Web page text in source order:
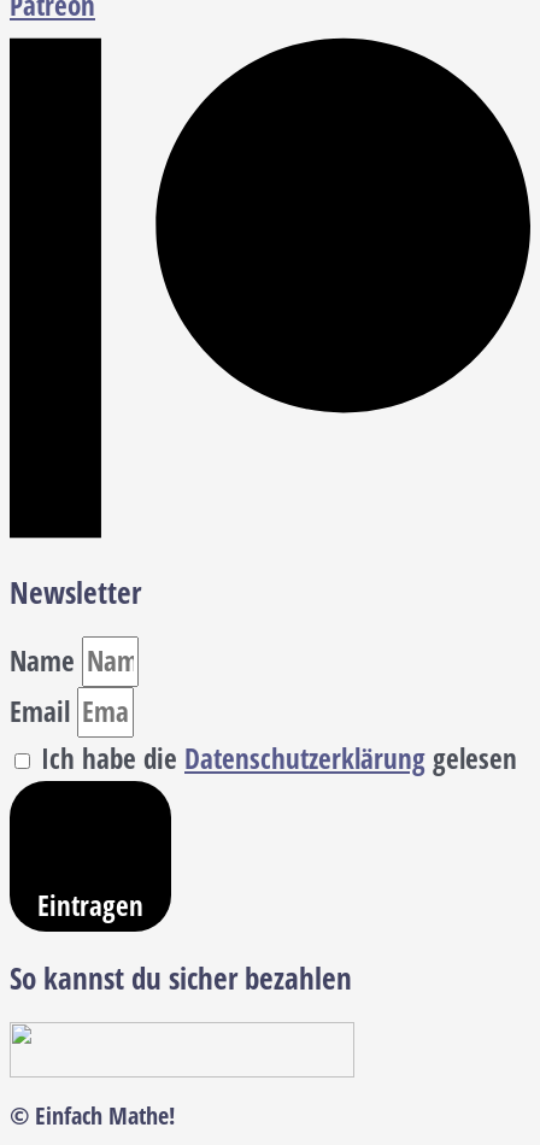
Newsletter
Name
Email
Ich habe die Datenschutzerklärung gelesen
Eintragen
So kannst du sicher bezahlen
© Einfach Mathe!